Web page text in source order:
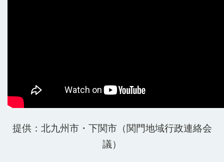
提供：北九州市・下関市（関門地域行政連絡会
議）